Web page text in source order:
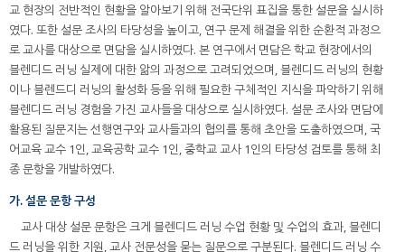
교 현장의 전반적인 현황을 알아보기 위해 전국단위 표집을 통한 설문을 실시하
였다. 또한 설문 조사의 타당성을 높이고, 연구 문제 해결을 위한 순환적 과정으
로 교사를 대상으로 면담을 실시하였다. 본 연구에서 면담은 학교 현장에서의
블렌디드 러닝 실제에 대한 앎의 과정으로 고려되었으며, 블렌디드 러닝의 현황
이나 블렌드디 러닝의 활성화 등을 위해 필요한 구체적인 지식을 파악하기 위해
블렌디드 러닝 경험을 가진 교사들을 대상으로 실시하였다. 설문 조사와 면담에
활용된 질문지는 선행연구와 교사들과의 협의를 통해 초안을 도출하였으며, 국
어교육 교수 1인, 교육공학 교수 1인, 중학교 교사 1인의 타당성 검토를 통해 최
종 문항을 개발하였다.
가. 설문 문항 구성
교사 대상 설문 문항은 크게 블렌디드 러닝 수업 현황 및 수업의 효과, 블렌디
드 러닝을 위한 지원, 교사 전문성을 묻는 질문으로 구분된다. 블렌디드 러닝 수